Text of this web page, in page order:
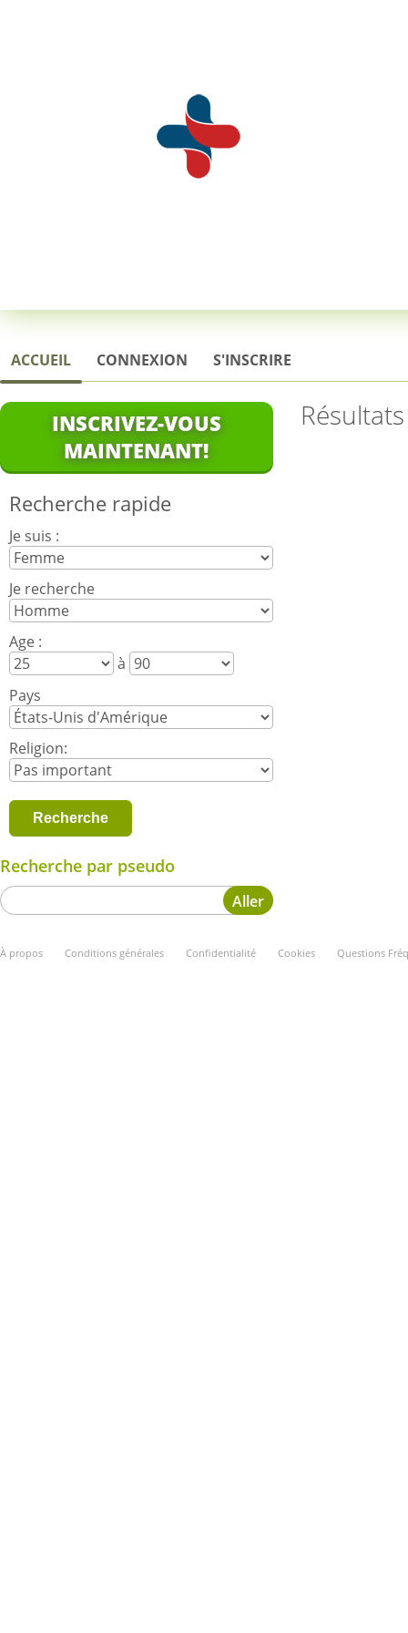
ACCUEIL CONNEXION S'INSCRIRE
INSCRIVEZ-VOUS
MAINTENANT!
Recherche rapide
Je suis :
Je recherche
Age :
à
Pays
Religion:
Recherche par pseudo
À propos Conditions générales Confidentialité Cookies Questions